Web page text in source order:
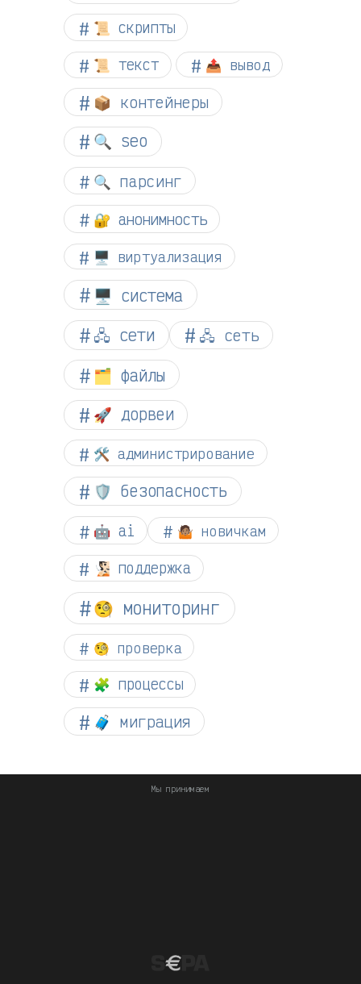
📜 скрипты
📜 текст 📤 вывод
📦 контейнеры
🔍 seo
🔍 парсинг
🔐 анонимность
🖥️ виртуализация
🖥️ система
🖧 сети
🖧 сеть
🗂️ файлы
🚀 дорвеи
🛠️ администрирование
🛡️ безопасность
🤖 ai 🤷🏽 новичкам
🧏🏻 поддержка
🧐 мониторинг
🧐 проверка
🧩 процессы
🧳 миграция
Мы принимаем